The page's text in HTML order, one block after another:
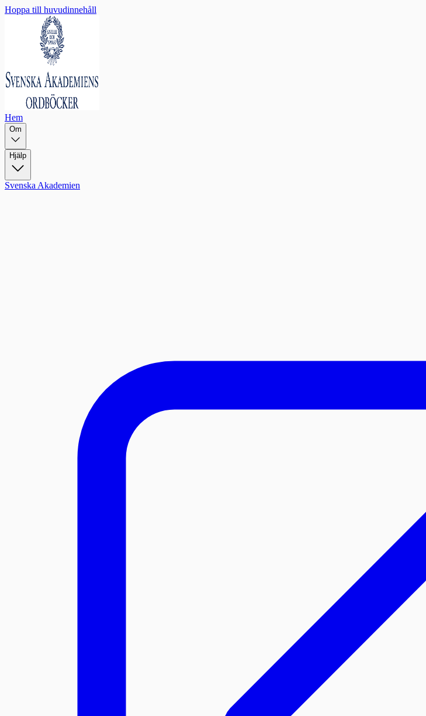
Hoppa till huvudinnehåll
Hem
Om
Hjälp
Svenska Akademien